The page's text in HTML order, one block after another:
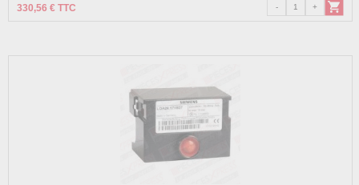
330,56 € TTC